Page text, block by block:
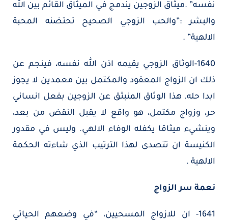
نفسه” .ميثاق الزوجين يندمج في الميثاق القائم بين الله
والبشر :”والحب الزوجي الصحيح تحتضنه المحبة
الالهية” .
1640-الوثاق الزوجي يقيمه اذن الله نفسه، فينجم عن
ذلك ان الزواج المعقود والمكتمل بين معمدين لا يجوز
ابدا حله. هذا الوثاق المنبثق عن الزوجين بفعل انساني
حر، وزواج مكتمل، هو واقع لا يقبل النقض من بعد،
وينشيء ميثاقا يكفله الوفاء الالهي. وليس في مقدور
الكنيسة ان تتصدى لهذا الترتيب الذي شاءته الحكمة
الالهية .
نعمة سر الزواج
1641- ان للازواج المسحيين، “في وضعهم الحياتي